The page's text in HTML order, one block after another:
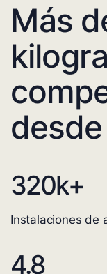
Más
desde
320k+
Instalaciones de
4.8